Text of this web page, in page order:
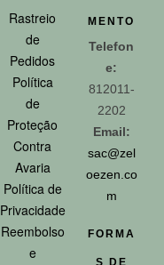
Rastreio
de
Pedidos
Política
de
Proteção
Contra
Avaria
Política de
Privacidade
Reembolso
e
MENTO
Telefon
e:
812011-
2202
Email:
sac@zel
oezen.co
m
FORMA
S DE